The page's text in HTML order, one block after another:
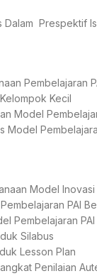
Dalam Prespektif
Pembelajaran
Kecil
Model
Model
Model
PAI
Pembelajaran
Silabus
Lesson Plan
Penilaian